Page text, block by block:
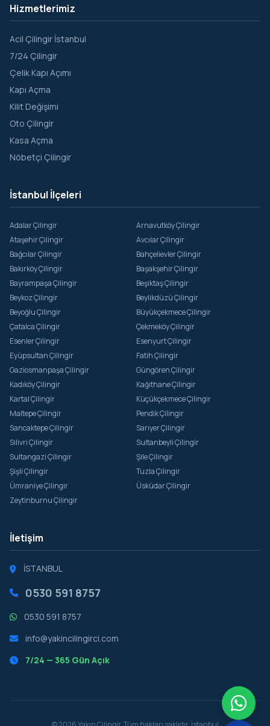
Hizmetlerimiz
Acil Çilingir İstanbul
7/24 Çilingir
Çelik Kapı Açımı
Kapı Açma
Kilit Değişimi
Oto Çilingir
Kasa Açma
Nöbetçi Çilingir
İstanbul İlçeleri
Adalar Çilingir
Arnavutköy Çilingir
Ataşehir Çilingir
Avcılar Çilingir
Bağcılar Çilingir
Bahçelievler Çilingir
Bakırköy Çilingir
Başakşehir Çilingir
Bayrampaşa Çilingir
Beşiktaş Çilingir
Beykoz Çilingir
Beylikdüzü Çilingir
Beyoğlu Çilingir
Büyükçekmece Çilingir
Çatalca Çilingir
Çekmeköy Çilingir
Esenler Çilingir
Esenyurt Çilingir
Eyüpsultan Çilingir
Fatih Çilingir
Gaziosmanpaşa Çilingir
Güngören Çilingir
Kadıköy Çilingir
Kağıthane Çilingir
Kartal Çilingir
Küçükçekmece Çilingir
Maltepe Çilingir
Pendik Çilingir
Sancaktepe Çilingir
Sarıyer Çilingir
Silivri Çilingir
Sultanbeyli Çilingir
Sultangazi Çilingir
Şile Çilingir
Şişli Çilingir
Tuzla Çilingir
Ümraniye Çilingir
Üsküdar Çilingir
Zeytinburnu Çilingir
İletişim
İSTANBUL
0530 591 8757
0530 591 8757
info@yakincilingirci.com
7/24 — 365 Gün Açık